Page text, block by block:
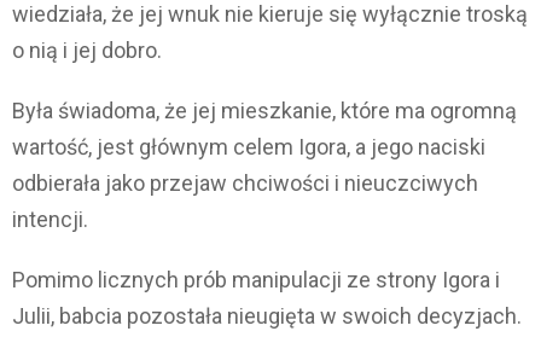
wiedziała, że jej wnuk nie kieruje się wyłącznie troską
o nią i jej dobro.
Była świadoma, że jej mieszkanie, które ma ogromną
wartość, jest głównym celem Igora, a jego naciski
odbierała jako przejaw chciwości i nieuczciwych
intencji.
Pomimo licznych prób manipulacji ze strony Igora i
Julii, babcia pozostała nieugięta w swoich decyzjach.